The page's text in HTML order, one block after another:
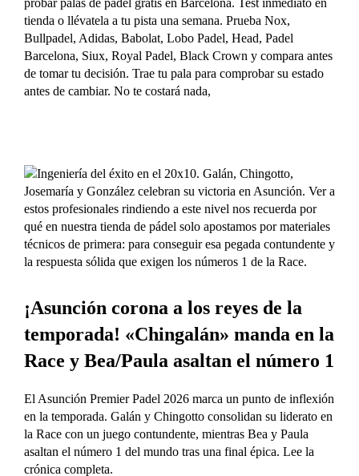
probar palas de padel gratis en Barcelona. Test inmediato en
tienda o llévatela a tu pista una semana. Prueba Nox,
Bullpadel, Adidas, Babolat, Lobo Padel, Head, Padel
Barcelona, Siux, Royal Padel, Black Crown y compara antes
de tomar tu decisión. Trae tu pala para comprobar su estado
antes de cambiar. No te costará nada,
¡Asunción corona a los reyes de la
temporada! «Chingalán» manda en la
Race y Bea/Paula asaltan el número 1
El Asunción Premier Padel 2026 marca un punto de inflexión
en la temporada. Galán y Chingotto consolidan su liderato en
la Race con un juego contundente, mientras Bea y Paula
asaltan el número 1 del mundo tras una final épica. Lee la
crónica completa.